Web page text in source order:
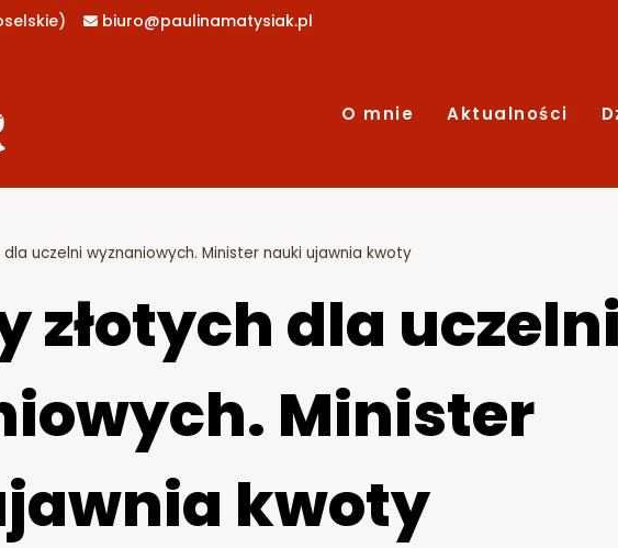
 biuro@paulinamatysiak.pl
O mnie Aktualności
dla uczelni wyznaniowych. Minister nauki ujawnia kwoty
złotych dla uczelni
Minister
kwoty